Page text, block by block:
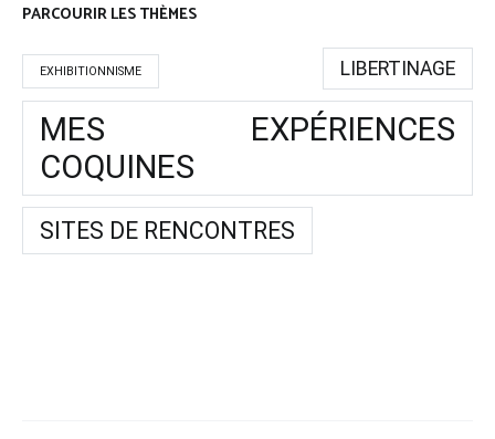
PARCOURIR LES THÈMES
EXHIBITIONNISME LIBERTINAGE
MES EXPÉRIENCES
COQUINES
SITES DE RENCONTRES